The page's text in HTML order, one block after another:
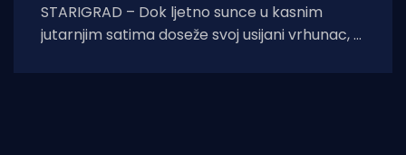
STARIGRAD – Dok ljetno sunce u kasnim
jutarnjim satima doseže svoj usijani vrhunac, a